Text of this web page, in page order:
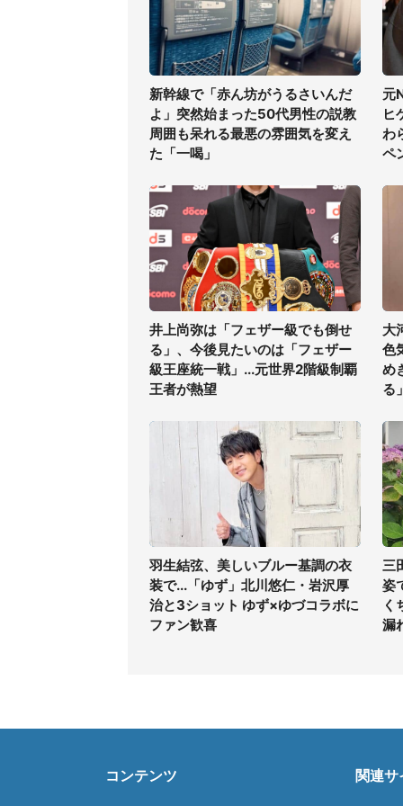
新幹線で「赤ん坊がうるさいんだ
よ」突然始まった50代男性の説教
周囲も呆れる最悪の雰囲気を変え
た「一喝」
元
ヒ
わ
ペ
井上尚弥は「フェザー級でも倒せ
る」、今後見たいのは「フェザー
級王座統一戦」...元世界2階級制覇
王者が熱望
大
色
め
る
羽生結弦、美しいブルー基調の衣
装で...「ゆず」北川悠仁・岩沢厚
治と3ショット ゆず×ゆづコラボに
ファン歓喜
三
姿
く
漏
コンテンツ 関連サ